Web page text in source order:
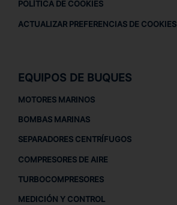
POLÍTICA DE COOKIES
ACTUALIZAR PREFERENCIAS DE COOKIES
EQUIPOS DE BUQUES
MOTORES MARINOS
BOMBAS MARINAS
SEPARADORES CENTRÍFUGOS
COMPRESORES DE AIRE
TURBOCOMPRESORES
MEDICIÓN Y CONTROL